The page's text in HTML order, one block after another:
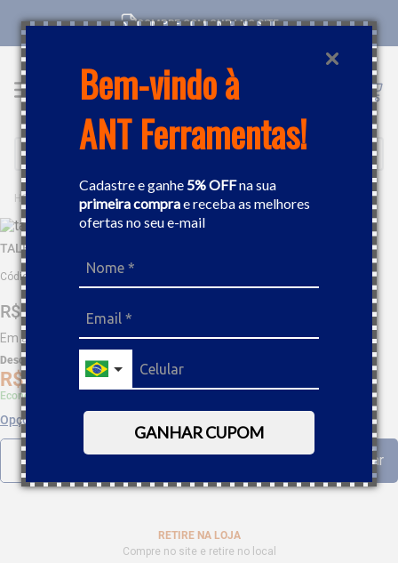
Bem-vindo à
ANT Ferramentas!
Cadastre e ganhe5% OFFna sua
primeira comprae receba as melhores
ofertas no seu e-mail
GANHAR CUPOM
COMPRE COM CNPJ NO SITE
Buscar
FERRAMENTAS MANUAIS TALHADEIRA E SACA PINO
TALHADEIRA 5" TRAMONTINA 44473111
Código
R$ 29
Em até 14,86sem juros
Desc. de
R$
Economize 5% à vista com Boleto, PIX
Opções de parcelamento
RETIRE NA LOJA
Compre no site e retire no local